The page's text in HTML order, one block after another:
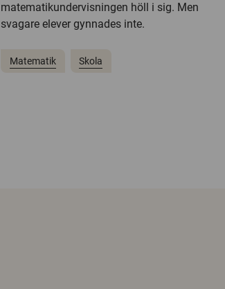
matematikundervisningen höll i sig. Men
svagare elever gynnades inte.
Matematik Skola